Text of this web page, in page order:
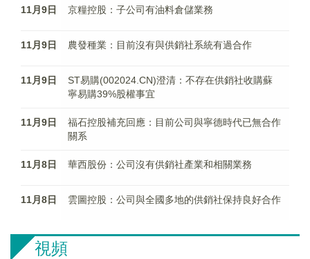
11月9日 京糧控股：子公司有油料倉儲業務
11月9日 農發種業：目前沒有與供銷社系統有過合作
11月9日
ST易購(002024.CN)澄清：不存在供銷社收購蘇
寧易購39%股權事宜
11月9日
福石控股補充回應：目前公司與寧德時代已無合作
關系
11月8日 華西股份：公司沒有供銷社產業和相關業務
11月8日 雲圖控股：公司與全國多地的供銷社保持良好合作
視頻